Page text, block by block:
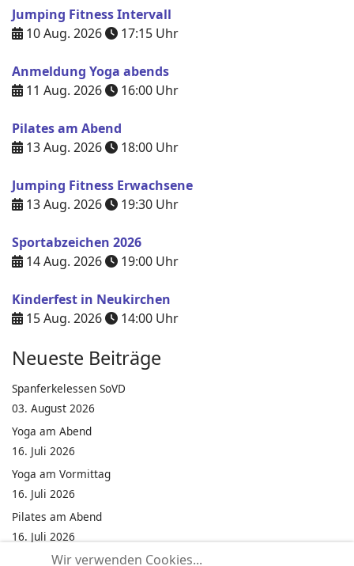
Jumping Fitness Intervall
10 Aug. 2026
17:15 Uhr
Anmeldung Yoga abends
11 Aug. 2026
16:00 Uhr
Pilates am Abend
13 Aug. 2026
18:00 Uhr
Jumping Fitness Erwachsene
13 Aug. 2026
19:30 Uhr
Sportabzeichen 2026
14 Aug. 2026
19:00 Uhr
Kinderfest in Neukirchen
15 Aug. 2026
14:00 Uhr
Neueste Beiträge
Spanferkelessen SoVD
03. August 2026
Yoga am Abend
16. Juli 2026
Yoga am Vormittag
16. Juli 2026
Pilates am Abend
16. Juli 2026
Jumping Fitness Intervall
Wir verwenden Cookies...